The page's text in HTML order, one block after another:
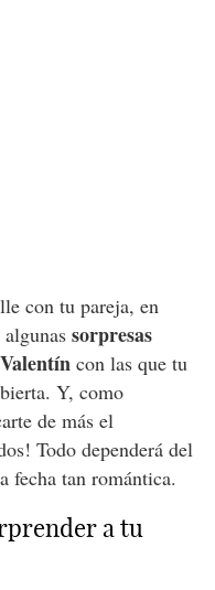
con tu pareja, en
sorpresas
con las que tu
Y, como
de más el
Todo dependerá del
fecha tan romántica.
a tu